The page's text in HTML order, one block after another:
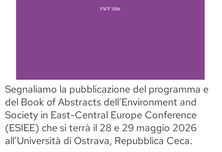
Segnaliamo la pubblicazione del programma e
del Book of Abstracts dell’Environment and
Society in East-Central Europe Conference
(ESIEE) che si terrà il 28 e 29 maggio 2026
all’Università di Ostrava, Repubblica Ceca.